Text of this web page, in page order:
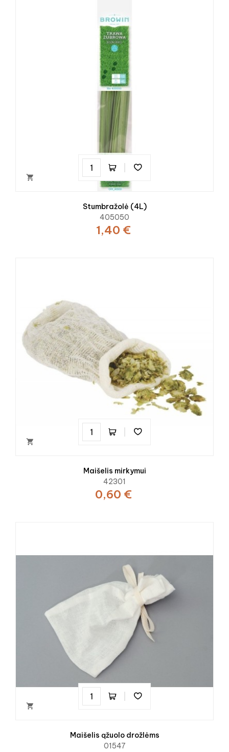

Stumbražolė (4L)
405050
1,40 €

Maišelis mirkymui
42301
0,60 €

Maišelis ąžuolo drožlėms
01547